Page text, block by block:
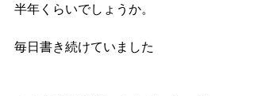
半年くらいでしょうか。
毎日書き続けていました